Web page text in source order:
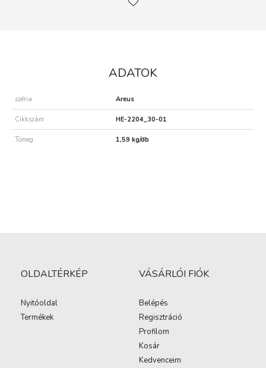
ADATOK
széria Areus
Cikkszám HE-2204_30-01
Tömeg 1,59 kg/db
OLDALTÉRKÉP
Nyitóoldal
Termékek
VÁSÁRLÓI FIÓK
Belépés
Regisztráció
Profilom
Kosár
Kedvenceim